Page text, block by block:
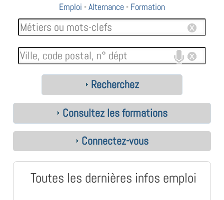
Emploi -Alternance - Formation
Recherchez
Consultez les formations
Connectez-vous
Toutes les dernières infos emploi